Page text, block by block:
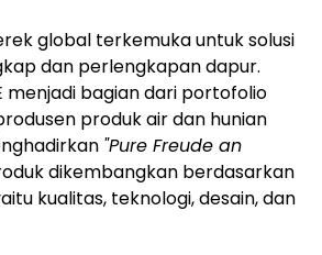
global terkemuka untuk solusi
dan perlengkapan dapur.
menjadi bagian dari portofolio
produk air dan hunian
"Pure Freude an
dikembangkan berdasarkan
kualitas, teknologi, desain, dan